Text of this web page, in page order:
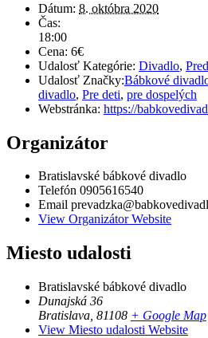
Dátum: 8. októbra 2020
Čas:
18:00
Cena: 6€
Udalosť Kategórie: Divadlo,
Udalosť Značky:Bábkové
divadlo, Pre deti, pre dospelých
Webstránka: https://
Organizátor
Bratislavské bábkové divadlo
Telefón 0905616540
Email
View Organizátor Website
Miesto udalosti
Bratislavské bábkové divadlo
Dunajská 36
Bratislava 81108 + Google Map
View Miesto udalosti Website